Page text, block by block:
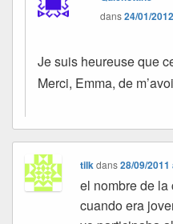
dans24/01/
Je suis heureuse que
Merci, Emma, de
tilkdans28/09/
el nombre de
cuando era